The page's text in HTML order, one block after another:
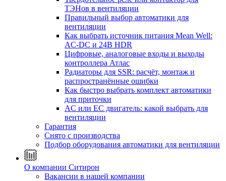
ТЭНов в вентиляции
Правильный выбор автоматики для
вентиляции
Как выбрать источник питания Mean Well:
AC-DC и 24В HDR
Цифровые, аналоговые входы и выходы
контроллера Атлас
Радиаторы для SSR: расчёт, монтаж и
распространённые ошибки
Как быстро выбрать комплект автоматики
для приточки
AC или EC двигатель: какой выбрать для
вентиляции
Гарантия
Снято с производства
Подбор оборудования автоматики для вентиляции
О компании Ситирон
Вакансии в нашей компании